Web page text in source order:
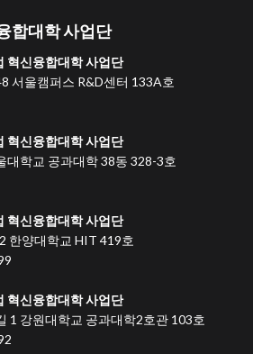
합대학 사업단
혁신융합대학 사업단
서울캠퍼스 R&D센터 133A호
혁신융합대학 사업단
대학교 공과대학 38동 328-3호
혁신융합대학 사업단
한양대학교 HIT 419호
혁신융합대학 사업단
1 강원대학교 공과대학2호관 103호